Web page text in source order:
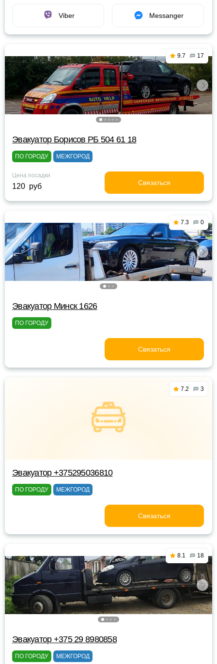
Viber Messanger
9.7 17
Эвакуатор Борисов РБ 504 61 18
ПО ГОРОДУ МЕЖГОРОД
Цена посадки
120 руб Связаться
7.3 0
Эвакуатор Минск 1626
ПО ГОРОДУ
Связаться
7.2 3
Эвакуатор +375295036810
ПО ГОРОДУ МЕЖГОРОД
Связаться
8.1 18
Эвакуатор +375 29 8980858
ПО ГОРОДУ МЕЖГОРОД